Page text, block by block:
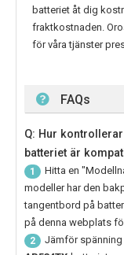
batteriet åt dig
fraktkostnaden.
för våra tjänster
FAQs
Q: Hur
batteriet är
1
Hitta en
modeller har den
tangentbord på
på denna webplats
2 Jämför spänning